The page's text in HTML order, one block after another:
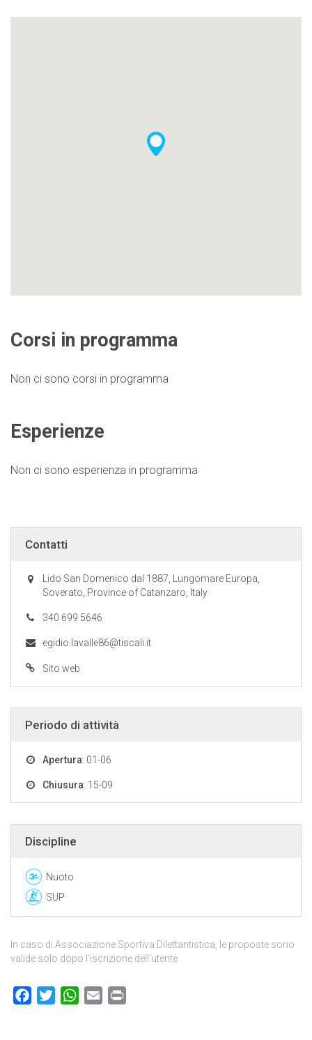
Corsi in programma
Non ci sono corsi in programma
Esperienze
Non ci sono esperienza in programma
Contatti
Lido San Domenico dal 1887, Lungomare Europa,
Soverato, Province of Catanzaro, Italy
340 699 5646
egidio.lavalle86@tiscali.it
Sito web
Periodo di attività
Apertura: 01-06
Chiusura: 15-09
Discipline
Nuoto
SUP
In caso di Associazione Sportiva Dilettantistica, le proposte sono
valide solo dopo l’iscrizione dell’utente
FacebookTwitterWhatsApp
Email